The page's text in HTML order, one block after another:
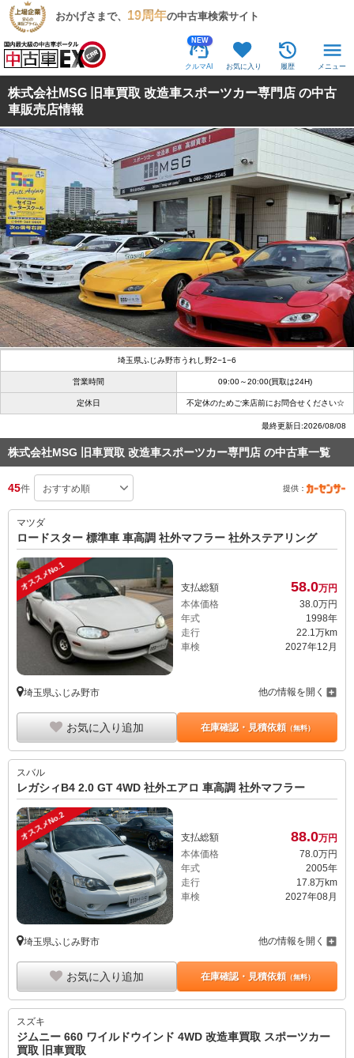
おかげさまで、 19周年の中古車検索サイト
NEW
クルマAI お気に入り 履歴 メニュー
株式会社MSG 旧車買取 改造車スポーツカー専門店 の中古
車販売店情報
埼玉県ふじみ野市うれし野2−1−6
営業時間 09:00～20:00(買取は24H)
定休日 不定休のためご来店前にお問合せください☆
最終更新日:2026/08/08
株式会社MSG 旧車買取 改造車スポーツカー専門店 の中古車一覧
45件 提供：
マツダ
ロードスター 標準車 車高調 社外マフラー 社外ステアリング
オススメNo.1 支払総額 58.0万円
本体価格
38.0万円
年式
1998年
走行
22.1万km
車検
2027年12月
埼玉県ふじみ野市 他の情報を開く
お気に入り追加 在庫確認・見積依頼（無料）
スバル
レガシィB4 2.0 GT 4WD 社外エアロ 車高調 社外マフラー
オススメNo.2 支払総額 88.0万円
本体価格
78. 0万円
年式
2005年
走行
17.8万km
車検
2027年08月
埼玉県ふじみ野市 他の情報を開く
お気に入り追加 在庫確認・見積依頼（無料）
スズキ
ジムニー 660 ワイルドウインド 4WD 改造車買取 スポーツカー
買取 旧車買取